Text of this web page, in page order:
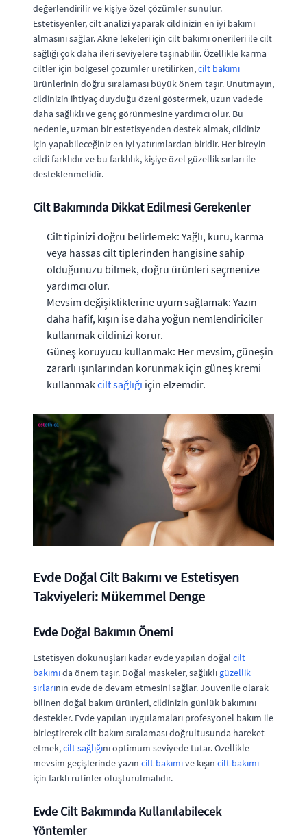
değerlendirilir ve kişiye özel çözümler sunulur.
Estetisyenler, cilt analizi yaparak cildinizin en iyi bakımı
almasını sağlar. Akne lekeleri için cilt bakımı önerileri ile cilt
sağlığı çok daha ileri seviyelere taşınabilir. Özellikle karma
ciltler için bölgesel çözümler üretilirken,cilt bakımı
ürünlerinin doğru sıralaması büyük önem taşır. Unutmayın,
cildinizin ihtiyaç duyduğu özeni göstermek, uzun vadede
daha sağlıklı ve genç görünmesine yardımcı olur. Bu
nedenle, uzman bir estetisyenden destek almak, cildiniz
için yapabileceğiniz en iyi yatırımlardan biridir. Her bireyin
cildi farklıdır ve bu farklılık, kişiye özel güzellik sırları ile
desteklenmelidir.
Cilt Bakımında Dikkat Edilmesi Gerekenler
Cilt tipinizi doğru belirlemek: Yağlı, kuru, karma
veya hassas cilt tiplerinden hangisine sahip
olduğunuzu bilmek, doğru ürünleri seçmenize
yardımcı olur.
Mevsim değişikliklerine uyum sağlamak: Yazın
daha hafif, kışın ise daha yoğun nemlendiriciler
kullanmak cildinizi korur.
Güneş koruyucu kullanmak: Her mevsim, güneşin
zararlı ışınlarından korunmak için güneş kremi
kullanmakcilt sağlığı için elzemdir.
Evde Doğal Cilt Bakımı ve Estetisyen
Takviyeleri: Mükemmel Denge
Evde Doğal Bakımın Önemi
Estetisyen dokunuşları kadar evde yapılan doğal cilt
bakımıda önem taşır. Doğal maskeler, sağlıklı güzellik
sırlarının evde de devam etmesini sağlar. Jouvenile olarak
bilinen doğal bakım ürünleri, cildinizin günlük bakımını
destekler. Evde yapılan uygulamaları profesyonel bakım ile
birleştirerek cilt bakım sıralaması doğrultusunda hareket
etmek,cilt sağlığını optimum seviyede tutar. Özellikle
mevsim geçişlerinde yazın cilt bakımıve kışın cilt bakımı
için farklı rutinler oluşturulmalıdır.
Evde Cilt Bakımında Kullanılabilecek
Yöntemler